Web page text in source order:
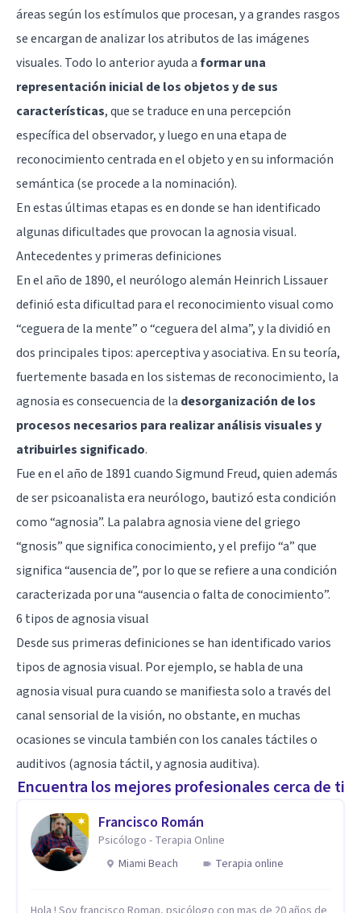
áreas según los estímulos que procesan, y a grandes rasgos
se encargan de analizar los atributos de las imágenes
visuales. Todo lo anterior ayuda aformar una
representación inicial de los objetos y de sus
características, que se traduce en una percepción
específica del observador, y luego en una etapa de
reconocimiento centrada en el objeto y en su información
semántica (se procede a la nominación).
En estas últimas etapas es en donde se han identificado
algunas dificultades que provocan la agnosia visual.
Antecedentes y primeras definiciones
En el año de 1890, el neurólogo alemán Heinrich Lissauer
definió esta dificultad para el reconocimiento visual como
“ceguera de la mente” o “ceguera del alma”, y la dividió en
dos principales tipos: aperceptiva y asociativa. En su teoría,
fuertemente basada en los sistemas de reconocimiento, la
agnosia es consecuencia de la desorganización de los
procesos necesarios para realizar análisis visuales y
atribuirles significado.
Fue en el año de 1891 cuandoSigmund Freud, quien además
de ser psicoanalista era neurólogo, bautizó esta condición
como “agnosia”. La palabra agnosia viene del griego
“gnosis” que significa conocimiento, y el prefijo “a” que
significa “ausencia de”, por lo que se refiere a una condición
caracterizada por una “ausencia o falta de conocimiento”.
6 tipos de agnosia visual
Desde sus primeras definiciones se han identificado varios
tipos de agnosia visual. Por ejemplo, se habla de una
agnosia visual pura cuando se manifiesta solo a través del
canal sensorial de la visión, no obstante, en muchas
ocasiones se vincula también con los canales táctiles o
auditivos (agnosia táctil, y agnosia auditiva).
Encuentra los mejores profesionales cerca de ti
Francisco Román
Psicólogo - Terapia Online
Miami Beach
Terapia online